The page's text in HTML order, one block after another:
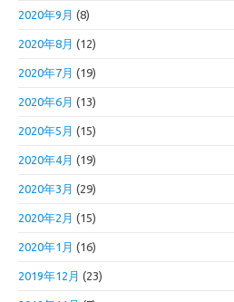
2020年9月 (8)
2020年8月 (12)
2020年7月 (19)
2020年6月 (13)
2020年5月 (15)
2020年4月 (19)
2020年3月 (29)
2020年2月 (15)
2020年1月 (16)
2019年12月 (23)